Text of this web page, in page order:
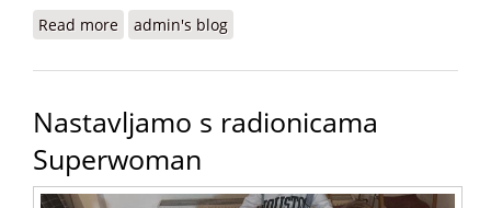
Read more about Svjetski dan Roma
admin's blog
Nastavljamo s radionicama
Superwoman